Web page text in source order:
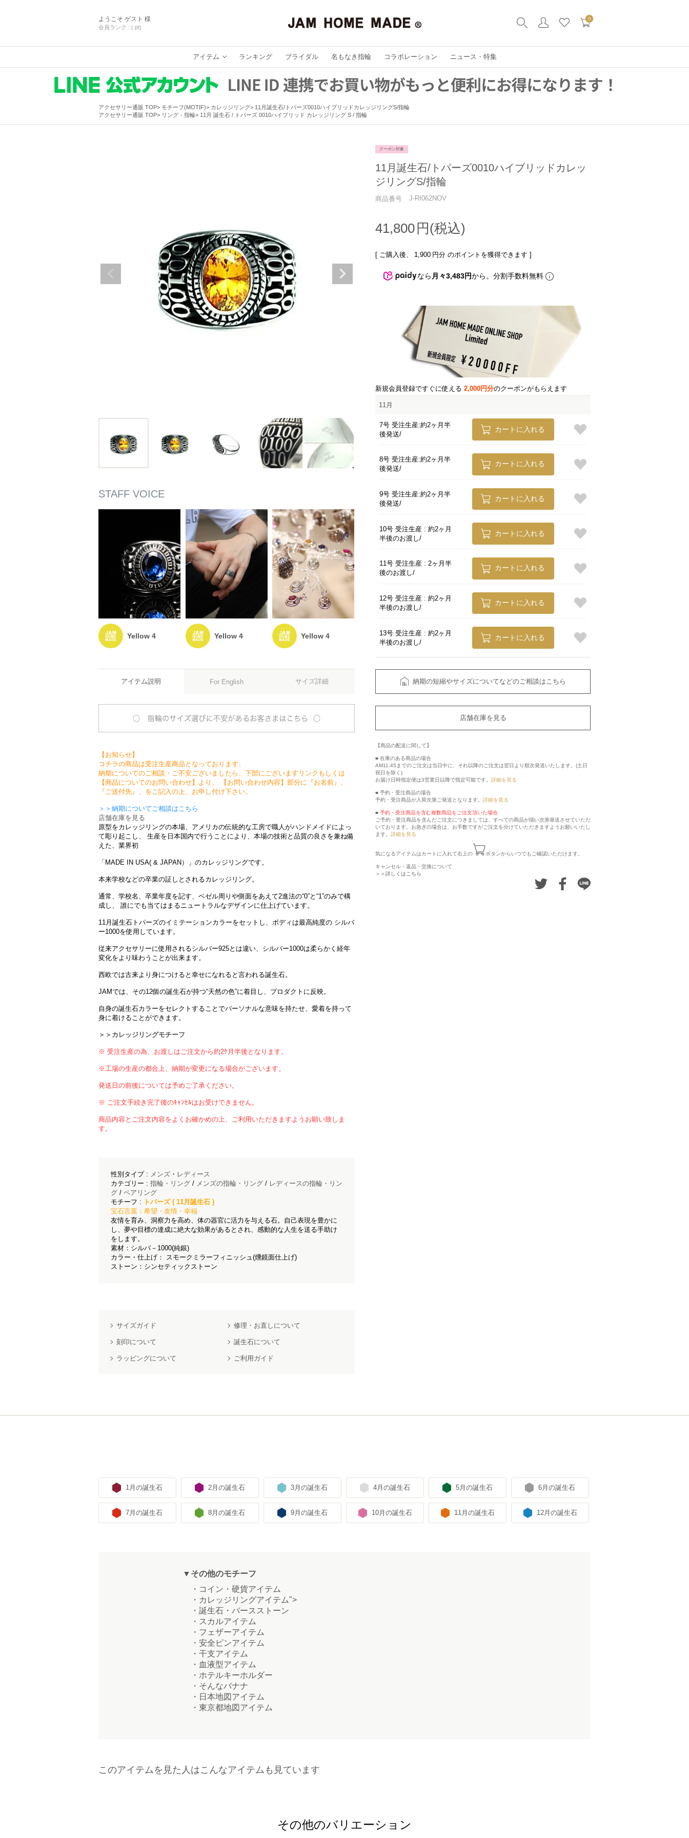
ようこそ ゲスト 様
会員ランク : ( pt)
0
アイテム ランキング ブライダル 名もなき指輪 コラボレーション ニュース・特集
アクセサリー通販 TOP モチーフ(MOTIF) カレッジリング
11月誕生石/トパーズ0010ハイブリッドカレッジリングS/指輪
アクセサリー通販 TOP
リング・指輪 11月 誕生石 / トパーズ 0010ハイブリッド カレッジリング S / 指輪
Yellow 4 Yellow 4 Yellow 4
アイテム説明 For English サイズ詳細
【お知らせ】
コチラの商品は受注生産商品となっております。
納期についてのご相談・ご不安ございましたら、下部にございますリンクもしくは
【商品についてのお問い合わせ】より、 【お問い合わせ内容】部分に『お名前』、
『ご送付先』、をご記入の上、お申し付け下さい。
＞＞納期についてご相談はこちら
店舗在庫を見る
原型をカレッジリングの本場、アメリカの伝統的な工房で職人がハンドメイドによっ
て彫り起こし、 生産を日本国内で行うことにより、本場の技術と品質の良さを兼ね備
えた、業界初
「MADE IN USA( & JAPAN）」のカレッジリングです。
本来学校などの卒業の証しとされるカレッジリング。
通常、学校名、卒業年度を記す、ベゼル周りや側面をあえて2進法の“0”と“1”のみで構
成し、 誰にでも当てはまるニュートラルなデザインに仕上げています。
11月誕生石トパーズのイミテーションカラーをセットし、ボディは最高純度の シルバ
ー1000を使用しています。
従来アクセサリーに使用されるシルバー925とは違い、シルバー1000は柔らかく経年
変化をより味わうことが出来ます。
西欧では古来より身につけると幸せになれると言われる誕生石。
JAMでは、その12個の誕生石が持つ“天然の色”に着目し、プロダクトに反映。
自身の誕生石カラーをセレクトすることでパーソナルな意味を持たせ、愛着を持って
身に着けることができます。
＞＞カレッジリングモチーフ
※ 受注生産の為、お渡しはご注文から約2ｹ月半後となります。
※工場の生産の都合上、納期が変更になる場合がございます。
発送日の前後については予めご了承ください。
※ ご注文手続き完了後のｷｬﾝｾﾙはお受けできません。
商品内容とご注文内容をよくお確かめの上、ご利用いただきますようお願い致しま
す。
性別タイプ : メンズ ・ レディース
カテゴリー : 指輪・リング / メンズの指輪・リング / レディースの指輪・リン
グ / ペアリング
モチーフ :
トパーズ ( 11月誕生石 )
宝石言葉：希望・友情・幸福
友情を育み、洞察力を高め、体の器官に活力を与える石。自己表現を豊かに
し、夢や目標の達成に絶大な効果があるとされ、感動的な人生を送る手助け
をします。
素材：シルバ－1000(純銀)
カラー・仕上げ： スモークミラーフィニッシュ(燻鏡面仕上げ)
ストーン：シンセティックストーン
サイズガイド 修理・お直しについて
刻印について 誕生石について
ラッピングについて ご利用ガイド
クーポン対象
11月誕生石/トパーズ0010ハイブリッドカレッ
ジリングS/指輪
商品番号 J-RI062NOV
41,800
[ ご購入後、 1,900 円分 のポイントを獲得できます ]
なら 月々3,483円から。分割手数料無料
新規会員登録ですぐに使える 2,000円分のクーポンがもらえます
11月
7号 受注生産:約2ヶ月半
後発送
カートに入れる
8号 受注生産:約2ヶ月半
後発送
カートに入れる
9号 受注生産:約2ヶ月半
後発送
カートに入れる
10号 受注生産 : 約2ヶ月
半後のお渡し
カートに入れる
11号 受注生産 : 2ヶ月半
後のお渡し
カートに入れる
12号 受注生産 : 約2ヶ月
半後のお渡し
カートに入れる
13号 受注生産 : 約2ヶ月
半後のお渡し
カートに入れる
納期の短縮やサイズについてなどのご相談はこちら
店舗在庫を見る
【商品の配送に関して】
■ 在庫のある商品の場合
AM11:45までのご注文は当日中に、それ以降のご注文は翌日より順次発送いたします。(土日
祝日を除く)
お届け日時指定便は3営業日以降で指定可能です。 詳細を見る
■ 予約・受注商品の場合
予約・受注商品が入荷次第ご発送となります。 詳細を見る
■ 予約・受注商品を含む複数商品をご注文頂いた場合
ご予約・受注商品を含んだご注文につきましては、すべての商品が揃い次第発送させていただ
いております。お急ぎの場合は、お手数ですがご注文を分けていただきますようお願いいたし
ます。 詳細を見る
気になるアイテムはカートに入れて右上の ボタンからいつでもご確認いただけます。
キャンセル・返品・交換について
＞＞詳しくはこちら
1月の誕生石 2月の誕生石 3月の誕生石 4月の誕生石 5月の誕生石 6月の誕生石
7月の誕生石 8月の誕生石 9月の誕生石 10月の誕生石 11月の誕生石 12月の誕生石
▼その他のモチーフ
・コイン・硬貨アイテム
・カレッジリングアイテム">
・誕生石・バースストーン
・スカルアイテム
・フェザーアイテム
・安全ピンアイテム
・干支アイテム
・血液型アイテム
・ホテルキーホルダー
・そんなバナナ
・日本地図アイテム
・東京都地図アイテム
このアイテムを見た人はこんなアイテムも見ています
その他のバリエーション